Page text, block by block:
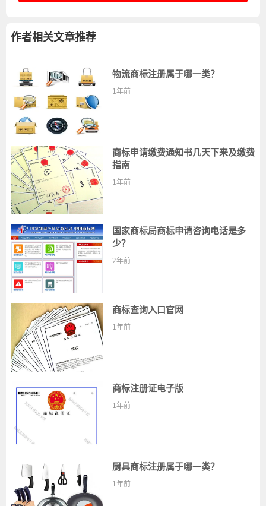
作者相关文章推荐
物流商标注册属于哪一类？
1年前
商标申请缴费通知书几天下来及缴费
指南
1年前
国家商标局商标申请咨询电话是多
少？
2年前
商标查询入口官网
1年前
商标注册证电子版
1年前
厨具商标注册属于哪一类？
1年前